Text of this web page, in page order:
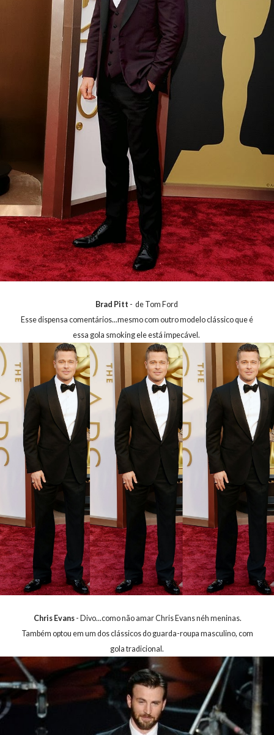
Brad Pitt - de Tom Ford
Esse dispensa comentários...mesmo com outro modelo clássico que é
essa gola smoking ele está impecável.
Chris Evans - Divo...como não amar Chris Evans néh meninas.
Também optou em um dos clássicos do guarda-roupa masculino, com
gola tradicional.